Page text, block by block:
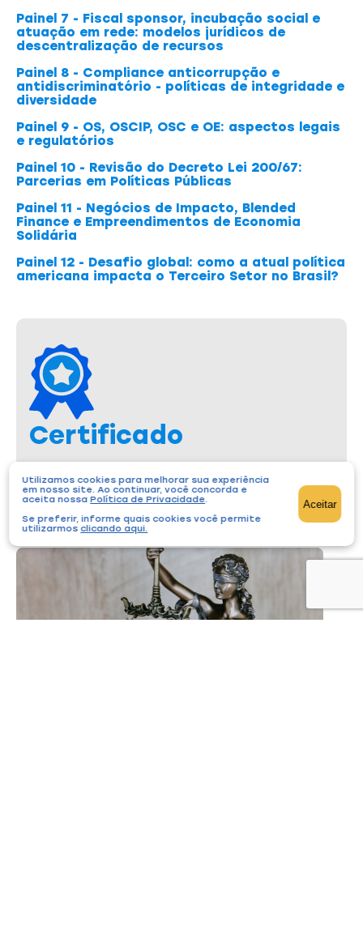
Utilizamos cookies para melhorar sua experiência
em nosso site. Ao continuar, você concorda e
aceita nossaPolítica de Privacidade.
Se preferir, informe quais cookies você permite
utilizarmosclicando aqui.
Aceitar
Painel 7 - Fiscal sponsor, incubação social e
atuação em rede: modelos jurídicos de
descentralização de recursos
Painel 8 - Compliance anticorrupção e
antidiscriminatório - políticas de integridade e
diversidade
Painel 9 - OS, OSCIP, OSC e OE: aspectos legais
e regulatórios
Painel 10 - Revisão do Decreto Lei 200/67:
Parcerias em Políticas Públicas
Painel 11 - Negócios de Impacto, Blended
Finance e Empreendimentos de Economia
Solidária
Painel 12 - Desafio global: como a atual política
americana impacta o Terceiro Setor no Brasil?
Certificado
e nota mínima de 75% nas avaliações do curso é
possível emitir o Certificado de Conclusão.